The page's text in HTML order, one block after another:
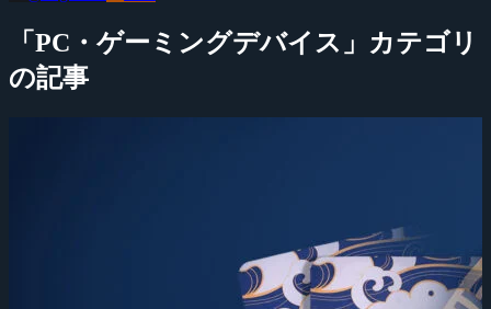
「PC・ゲーミングデバイス」カテゴリ
の記事